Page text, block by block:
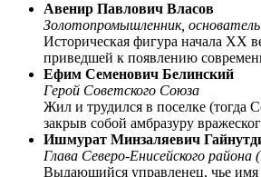
Авенир Павлович Власов
Золотопромышленник, основатель
Историческая фигура начала XX
приведшей к появлению
Ефим Семенович Белинский
Герой Советского Союза
Жил и трудился в поселке (тогда
закрыв собой амбразуру
Ишмурат Минзаляевич
Глава Северо-Енисейского района
Выдающийся управленец, чье имя